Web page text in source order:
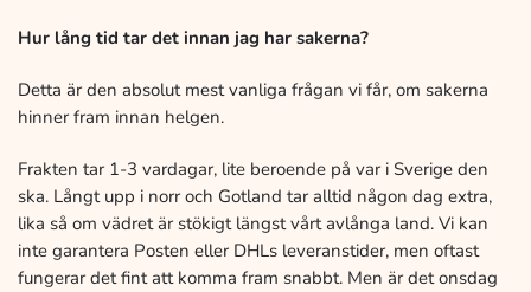
Hur lång tid tar det innan jag har sakerna?
Detta är den absolut mest vanliga frågan vi får, om sakerna
hinner fram innan helgen.
Frakten tar 1-3 vardagar, lite beroende på var i Sverige den
ska. Långt upp i norr och Gotland tar alltid någon dag extra,
lika så om vädret är stökigt längst vårt avlånga land. Vi kan
inte garantera Posten eller DHLs leveranstider, men oftast
fungerar det fint att komma fram snabbt. Men är det onsdag